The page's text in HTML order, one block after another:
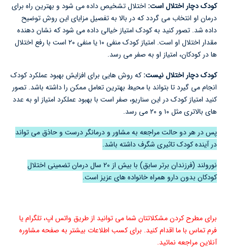
کودک دچار اختلال است: اختلال تشخیص داده می شود و بهترین راه برای
درمان او انتخاب می گردد که در بالا به تفصیل مزایای این روش توضیح
داده شد. تصور کنید به کودک امتیاز خیالی داده می شود که نشان دهنده
مقدار اختلال او است. امتیاز کودک منفی ۱۰ یا منفی ۲۰ است با رفع اختلال
ها در کودکان، امتیاز او به صفر می رسد.
کودک دچار اختلال نیست: که روش هایی برای افزایش بهبود عملکرد کودک
انجام می گیرد تا بتواند با محیط بهترین تعامل ممکن را داشته باشد. تصور
کنید امتیاز کودک در این سناریو، صفر است با بهبود عملکرد امتیاز او به عدد
های بالاتری مثل ۱۰ و ۲۰ می رسد.
پس در هر دو حالت مراجعه به مشاور و درمانگر درست و حاذق می تواند
در آینده کودک تاثیری شگرف داشته باشد.
نورولند (فرزندان برتر سابق) با بیش از ۲۰ سال درمان تضمینی اختلال
کودکان بدون دارو همراه خانواده های عزیز است.
برای مطرح کردن مشکلاتتان شما می توانید از طریق واتس اپ، تلگرام یا
فرم تماس با ما اقدام کنید. برای کسب اطلاعات بیشتر به صفحه مشاوره
آنلاینمراجعه نمائید.